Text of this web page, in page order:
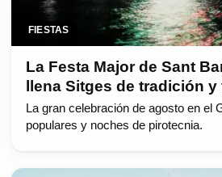
FIESTAS
La Festa Major de Sant
llena Sitges de tradición y
La gran celebración de agosto en el
populares y noches de pirotecnia.